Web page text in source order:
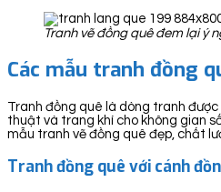
Tranh vẽ đồng quê đem lại ý
Các mẫu tranh đồng
Tranh đồng quê là dòng tranh
thuật và trang khí cho không gian
mẫu tranh vẽ đồng quê đẹp, chất
Tranh đồng quê với cánh